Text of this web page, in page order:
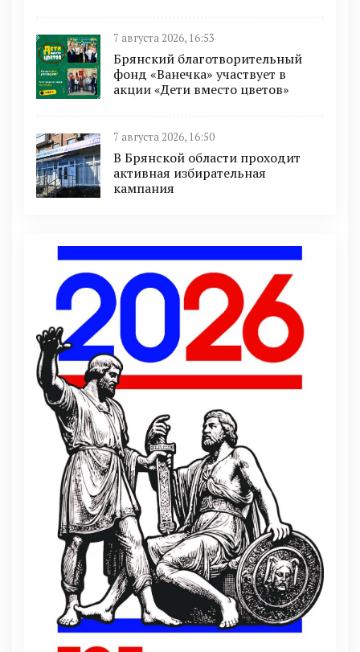
7 августа 2026, 16:53
Брянский благотворительный
фонд «Ванечка» участвует в
акции «Дети вместо цветов»
7 августа 2026, 16:50
В Брянской области проходит
активная избирательная
кампания